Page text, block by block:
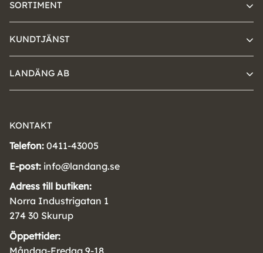
SORTIMENT
KUNDTJÄNST
LANDÄNG AB
KONTAKT
Telefon: 0411-43005
E-post: info@landang.se
Adress till butiken:
Norra Industrigatan 1
274 30 Skurup
Öppettider:
Måndag-Fredag 9-18